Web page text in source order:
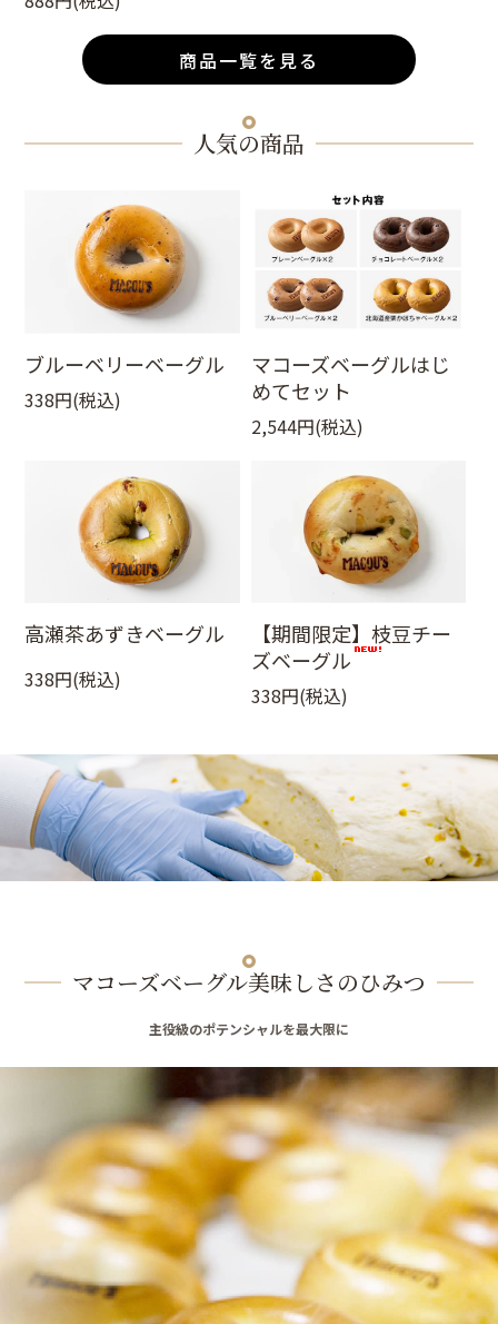
商品一覧を見る
人気の商品
ブルーベリーベーグル
338円(税込)
マコーズベーグルはじ
めてセット
2,544円(税込)
高瀬茶あずきベーグル
338円(税込)
【期間限定】枝豆チー
ズベーグル
338円(税込)
マコーズベーグル美味しさのひみつ
主役級のポテンシャルを最大限に